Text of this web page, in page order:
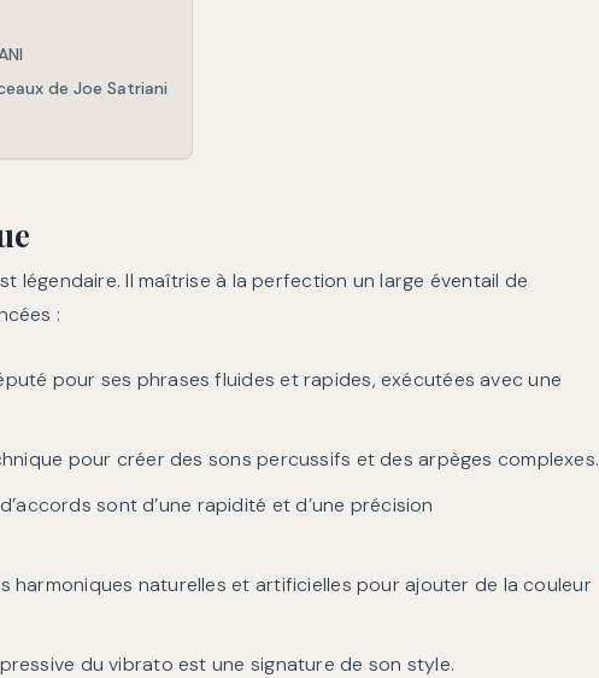
de Joe Satriani
légendaire. Il maîtrise à la perfection un large éventail de
:
pour ses phrases fluides et rapides, exécutées avec une
pour créer des sons percussifs et des arpèges complexes.
sont d’une rapidité et d’une précision
harmoniques naturelles et artificielles pour ajouter de la couleur
du vibrato est une signature de son style.